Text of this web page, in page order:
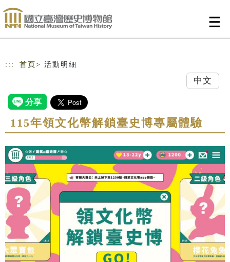
跳到主要內容
網站導覽
::: 首頁 > 活動明細
中文
115年領文化幣解鎖臺史博專屬體驗